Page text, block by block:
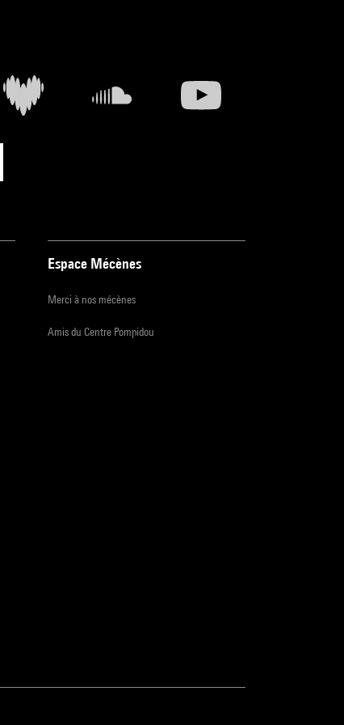
Espace Mécènes
Merci à nos mécènes
Amis du Centre Pompidou